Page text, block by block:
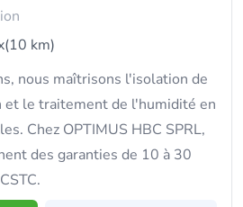
(10 km)
nous maîtrisons l'isolation de
le traitement de l'humidité en
Chez OPTIMUS HBC SPRL,
des garanties de 10 à 30